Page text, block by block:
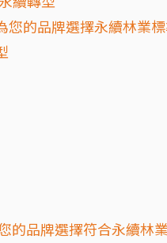
您的品牌選擇永續林業
的品牌選擇符合永續林